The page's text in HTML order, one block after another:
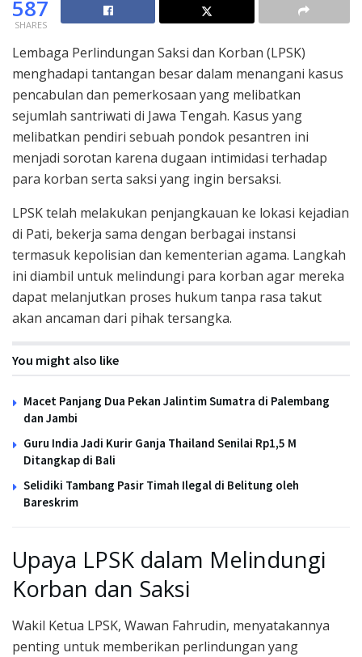
587
SHARES
Lembaga Perlindungan Saksi dan Korban (LPSK)
menghadapi tantangan besar dalam menangani kasus
pencabulan dan pemerkosaan yang melibatkan
sejumlah santriwati di Jawa Tengah. Kasus yang
melibatkan pendiri sebuah pondok pesantren ini
menjadi sorotan karena dugaan intimidasi terhadap
para korban serta saksi yang ingin bersaksi.
LPSK telah melakukan penjangkauan ke lokasi kejadian
di Pati, bekerja sama dengan berbagai instansi
termasuk kepolisian dan kementerian agama. Langkah
ini diambil untuk melindungi para korban agar mereka
dapat melanjutkan proses hukum tanpa rasa takut
akan ancaman dari pihak tersangka.
You might also like
Macet Panjang Dua Pekan Jalintim Sumatra di Palembang
dan Jambi
Guru India Jadi Kurir Ganja Thailand Senilai Rp1,5 M
Ditangkap di Bali
Selidiki Tambang Pasir Timah Ilegal di Belitung oleh
Bareskrim
Upaya LPSK dalam Melindungi
Korban dan Saksi
Wakil Ketua LPSK, Wawan Fahrudin, menyatakannya
penting untuk memberikan perlindungan yang